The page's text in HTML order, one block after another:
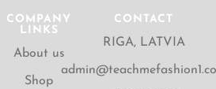
COMPANY
LINKS
About us
Shop
CONTACT
RIGA, LATVIA